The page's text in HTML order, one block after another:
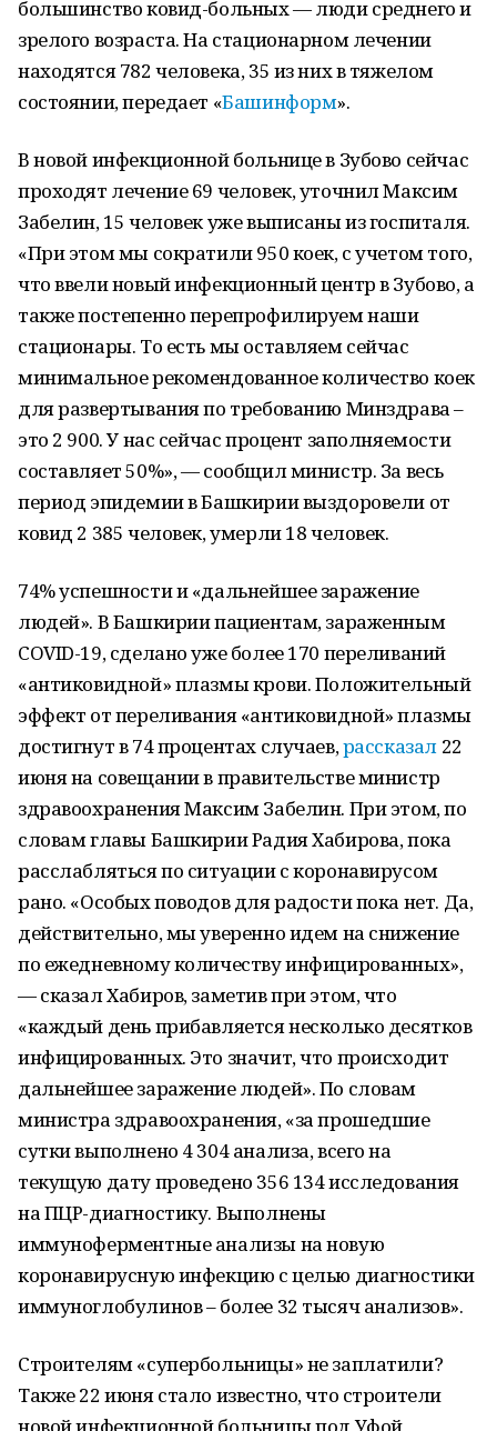
большинство ковид-больных — люди среднего и
зрелого возраста. На стационарном лечении
находятся 782 человека, 35 из них в тяжелом
состоянии, передает «Башинформ».
В новой инфекционной больнице в Зубово сейчас
проходят лечение 69 человек, уточнил Максим
Забелин, 15 человек уже выписаны из госпиталя.
«При этом мы сократили 950 коек, с учетом того,
что ввели новый инфекционный центр в Зубово, а
также постепенно перепрофилируем наши
стационары. То есть мы оставляем сейчас
минимальное рекомендованное количество коек
для развертывания по требованию Минздрава –
это 2 900. У нас сейчас процент заполняемости
составляет 50%», — сообщил министр. За весь
период эпидемии в Башкирии выздоровели от
ковид 2 385 человек, умерли 18 человек.
74% успешности и «дальнейшее заражение
людей». В Башкирии пациентам, зараженным
COVID-19, сделано уже более 170 переливаний
«антиковидной» плазмы крови. Положительный
эффект от переливания «антиковидной» плазмы
достигнут в 74 процентах случаев,рассказал22
июня на совещании в правительстве министр
здравоохранения Максим Забелин. При этом, по
словам главы Башкирии Радия Хабирова, пока
расслабляться по ситуации с коронавирусом
рано. «Особых поводов для радости пока нет. Да,
действительно, мы уверенно идем на снижение
по ежедневному количеству инфицированных»,
— сказал Хабиров, заметив при этом, что
«каждый день прибавляется несколько десятков
инфицированных. Это значит, что происходит
дальнейшее заражение людей». По словам
министра здравоохранения, «за прошедшие
сутки выполнено 4 304 анализа, всего на
текущую дату проведено 356 134 исследования
на ПЦР-диагностику. Выполнены
иммуноферментные анализы на новую
коронавирусную инфекцию с целью диагностики
иммуноглобулинов – более 32 тысяч анализов».
Строителям «супербольницы» не заплатили?
Также 22 июня стало известно, что строители